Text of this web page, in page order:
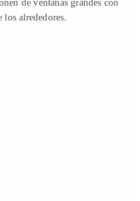
de ventanas grandes con
los alrededores.